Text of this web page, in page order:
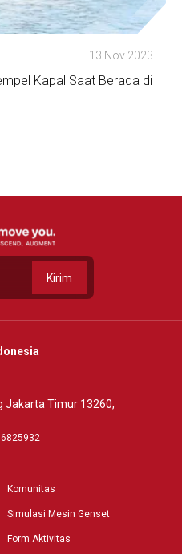
13 Nov 2023
Kapal Saat Berada di
Kirim
Jakarta Timur 13260,
Komunitas
Simulasi Mesin Genset
Form Aktivitas